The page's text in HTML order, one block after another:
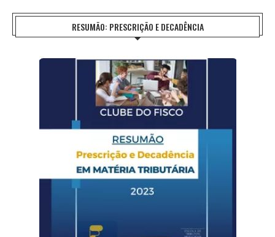
RESUMÃO: PRESCRIÇÃO E DECADÊNCIA